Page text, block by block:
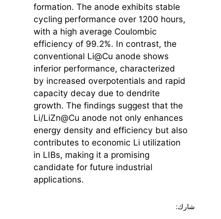
formation. The anode exhibits stable
cycling performance over 1200 hours,
with a high average Coulombic
efficiency of 99.2%. In contrast, the
conventional Li@Cu anode shows
inferior performance, characterized
by increased overpotentials and rapid
capacity decay due to dendrite
growth. The findings suggest that the
Li/LiZn@Cu anode not only enhances
energy density and efficiency but also
contributes to economic Li utilization
in LIBs, making it a promising
candidate for future industrial
applications.
شارك: